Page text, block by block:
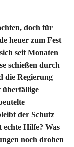
doch für
heuer zum Fest
seit Monaten
schießen durch
die Regierung
überfällige
der Schutz
echte Hilfe? Was
noch drohen